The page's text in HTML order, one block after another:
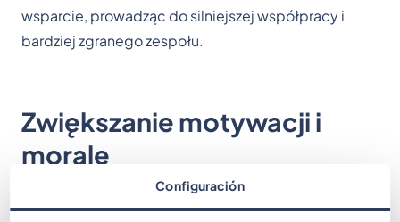
wsparcie, prowadząc do silniejszej współpracy i
bardziej zgranego zespołu.
Zwiększanie motywacji i
morale
Uczestnictwo w aktywności poza biurem i
Configuración